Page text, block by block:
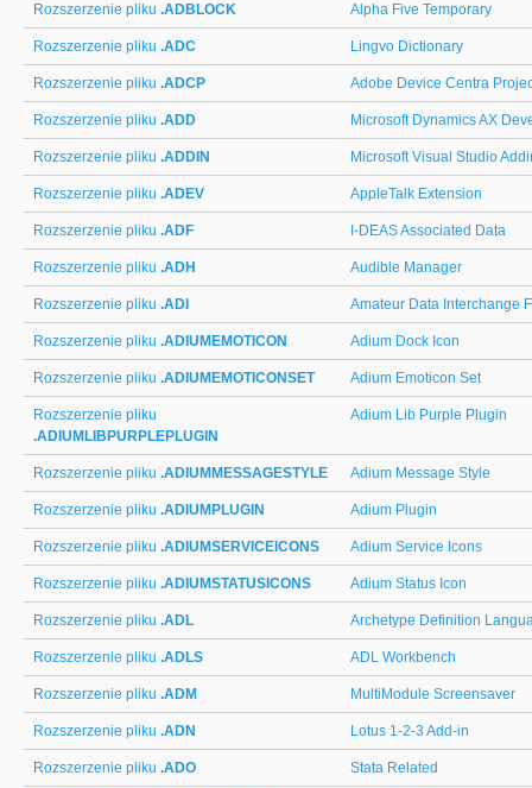
Rozszerzenie pliku .ADBLOCK Alpha Five Temporary
Rozszerzenie pliku .ADC Lingvo Dictionary
Rozszerzenie pliku .ADCP Adobe Device Centra
Rozszerzenie pliku .ADD Microsoft Dynamics AX
Rozszerzenie pliku .ADDIN Microsoft Visual Studio
Rozszerzenie pliku .ADEV AppleTalk Extension
Rozszerzenie pliku .ADF I-DEAS Associated Data
Rozszerzenie pliku .ADH Audible Manager
Rozszerzenie pliku .ADI Amateur Data Interchange
Rozszerzenie pliku .ADIUMEMOTICON Adium Dock Icon
Rozszerzenie pliku .ADIUMEMOTICONSET Adium Emoticon Set
Rozszerzenie pliku
.ADIUMLIBPURPLEPLUGIN
Adium Lib Purple Plugin
Rozszerzenie pliku .ADIUMMESSAGESTYLE Adium Message Style
Rozszerzenie pliku .ADIUMPLUGIN Adium Plugin
Rozszerzenie pliku .ADIUMSERVICEICONS Adium Service Icons
Rozszerzenie pliku .ADIUMSTATUSICONS Adium Status Icon
Rozszerzenie pliku .ADL Archetype Definition
Rozszerzenie pliku .ADLS ADL Workbench
Rozszerzenie pliku .ADM MultiModule Screensaver
Rozszerzenie pliku .ADN Lotus 1-2-3 Add-in
Rozszerzenie pliku .ADO Stata Related